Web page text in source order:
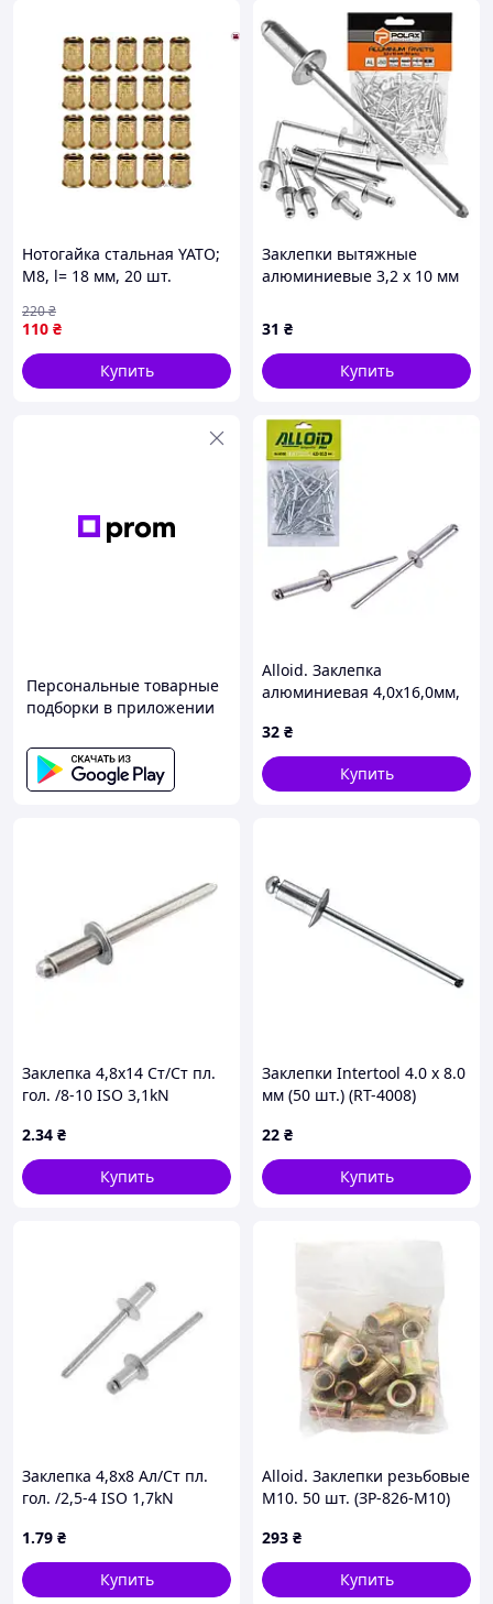
Нотогайка стальная YATO;
М8, l= 18 мм, 20 шт.
110 ₴
220₴
Купить
Заклепки вытяжные
алюминиевые 3,2 х 10 мм
31 ₴
Купить
Персональные товарные
подборки в приложении
Alloid. Заклепка
алюминиевая 4,0х16,0мм,
32 ₴
Купить
Заклепка 4,8х14 Ст/Ст пл.
гол. /8-10 ISO 3,1kN
2.34 ₴
Купить
Заклепки Intertool 4.0 х 8.0
мм (50 шт.) (RT-4008)
22 ₴
Купить
Заклепка 4,8х8 Ал/Ст пл.
гол. /2,5-4 ISO 1,7kN
1.79 ₴
Купить
Alloid. Заклепки резьбовые
М10. 50 шт. (ЗР-826-M10)
293 ₴
Купить